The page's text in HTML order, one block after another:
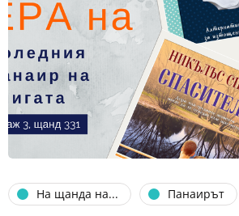
На щанда на... Панаирът